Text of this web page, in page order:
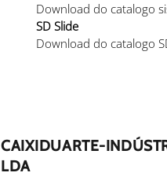
Download do catalogo
SD Slide
Download do catalogo
CAIXIDUARTE-
LDA